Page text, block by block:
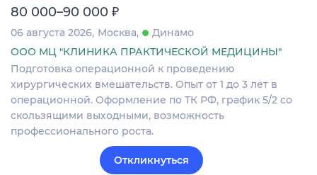
80 000–90 000 ₽
06 августа 2026 Москва
Динамо
ООО МЦ "КЛИНИКА ПРАКТИЧЕСКОЙ МЕДИЦИНЫ"
Подготовка операционной к проведению
хирургических вмешательств. Опыт от 1 до 3 лет в
операционной. Оформление по ТК РФ, график 5/2 со
скользящими выходными, возможность
профессионального роста.
Откликнуться